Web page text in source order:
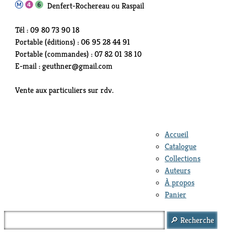
Denfert-Rochereau ou Raspail
Tél : 09 80 73 90 18
Portable (éditions) : 06 95 28 44 91
Portable (commandes) : 07 82 01 38 10
E-mail : geuthner@gmail.com
Vente aux particuliers sur rdv.
Accueil
Catalogue
Collections
Auteurs
À propos
Panier